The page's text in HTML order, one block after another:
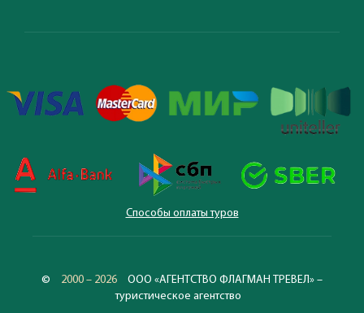
Способы оплаты туров
© 2000 – 2026
ООО «АГЕНТСТВО ФЛАГМАН ТРЕВЕЛ» –
туристическое агентство